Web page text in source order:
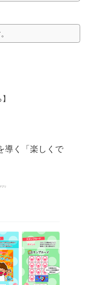
導く「楽しくで